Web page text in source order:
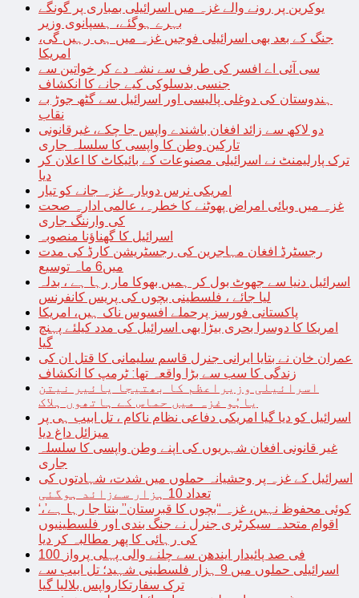
یوکرین پر رونے والے غزہ میں اسرائیلی بمباری پر گونگے
بہرے ہوگئے، ہسپانوی وزیر
جنگ کے بعد بھی اسرائیلی فوجیں غزہ میں ہی رہیں گی،
امریکا
سی آئی اے افسر کی طرف سے نشہ دے کر خواتین سے
جنسی بدسلوکی کیے جانے کا انکشاف
ہندوستان کی دوغلی پالیسی اور اسرائیل سے گٹھ جوڑ بے
نقاب
دو لاکھ سے زائد افغان باشندے واپس جا چکے، غیرقانونی
تارکین وطن کا واپسی کا سلسلہ جاری
ترک پارلیمنٹ نے اسرائیلی مصنوعات کے بائیکاٹ کا اعلان کر
دیا
امریکی نرس دوبارہ غزہ جانے کو تیار
غزہ میں وبائی امراض پھوٹنے کا خطرہ، عالمی ادارہ صحت
کی وارننگ جاری
اسرائیل کا گھناؤنا منصوبہ
رجسٹرڈ افغان مہاجرین کی رجسٹریشن کارڈ کی مدت
میں6 ماہ توسیع
اسرائیل دنیا سے جھوٹ بول کر ہمیں بھوکا مار رہا ہے ، بدلہ
لیا جائے ، فلسطینی بچوں کی پریس کانفرنس
پاکستانی فورسز پرحملے افسوس ناک ہیں، امریکا
امریکا کا دوسرا بحری بیڑا بھی اسرائیل کی مدد کیلئے پہنچ
گیا
عمران خان نے بتایا ایرانی جنرل قاسم سلیمانی کا قتل ان کی
زندگی کا سب سے بڑا واقعہ تھا: ٹرمپ کا انکشاف
اسرائیلی وزیراعظم کا بھتیجا یائیر نیتن
یاہُو غزہ میں حماس کے ہاتھوں ہلاک
اسرائیل کو دیا گیا امریکی دفاعی نظام ناکام ، تل ابیب ہی پر
میزائل داغ دیا
غیر قانونی افغان شہریوں کی اپنے وطن واپسی کا سلسلہ
جاری
اسرائیل کے غزہ پر وحشیانہ حملوں میں شدت، شہادتوں کی
تعداد 10 ہزار سےزائد ہوگئی
‘کوئی محفوظ نہیں، غزہ “بچوں کا قبرستان” بنتا جا رہا ہے’،
اقوام متحدہ سیکرٹری جنرل نے جنگ بندی اور فلسطینیوں
کی رہائی کا پھر مطالبہ کر دیا
100 فی صد پائیدار ایندھن سے چلنے والی پہلی پرواز
اسرائیلی حملوں میں 9 ہزار فلسطینی شہید؛ تل ابیب سے
ترک سفارتکارواپس بلالیا گیا